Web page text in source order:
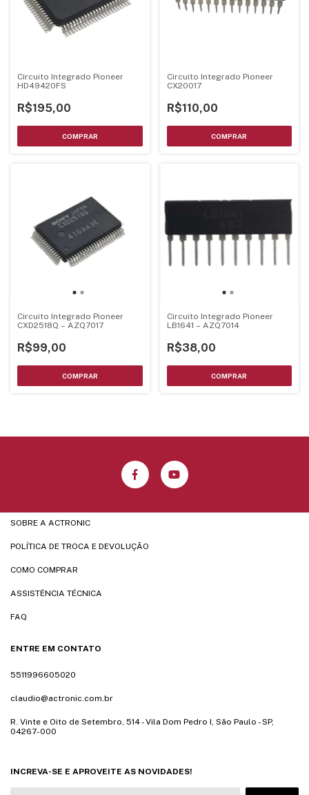
Circuito Integrado Pioneer
HD49420FS
R$195,00
Circuito Integrado Pioneer
CX20017
R$110,00
Circuito Integrado Pioneer
CXD2518Q – AZQ7017
R$99,00
Circuito Integrado Pioneer
LB1641 – AZQ7014
R$38,00
SOBRE A ACTRONIC
POLÍTICA DE TROCA E DEVOLUÇÃO
COMO COMPRAR
ASSISTÊNCIA TÉCNICA
FAQ
ENTRE EM CONTATO
5511996605020
claudio@actronic.com.br
R. Vinte e Oito de Setembro, 514 - Vila Dom Pedro I, São Paulo - SP,
04267-000
INCREVA-SE E APROVEITE AS NOVIDADES!